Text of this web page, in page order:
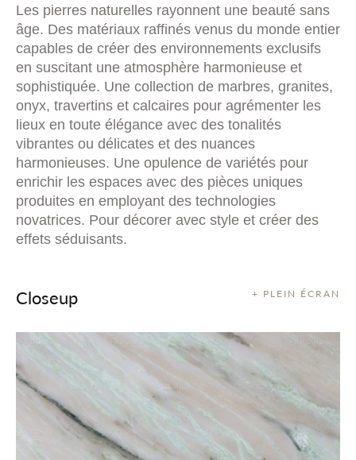
Les pierres naturelles rayonnent une beauté sans
âge. Des matériaux raffinés venus du monde entier
capables de créer des environnements exclusifs
en suscitant une atmosphère harmonieuse et
sophistiquée. Une collection de marbres, granites,
onyx, travertins et calcaires pour agrémenter les
lieux en toute élégance avec des tonalités
vibrantes ou délicates et des nuances
harmonieuses. Une opulence de variétés pour
enrichir les espaces avec des pièces uniques
produites en employant des technologies
novatrices. Pour décorer avec style et créer des
effets séduisants.
+ PLEIN ÉCRAN
Closeup